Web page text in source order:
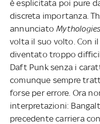
è esplicitata poi pure
discreta importanza.
annunciato Mythologies
volta il suo volto. Con
diventato troppo
Daft Punk senza i
comunque sempre
forse per errore. Ora
interpretazioni:
precedente carriera con